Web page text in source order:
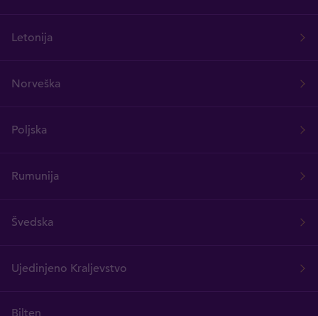
Letonija
Norveška
Poljska
Rumunija
Švedska
Ujedinjeno Kraljevstvo